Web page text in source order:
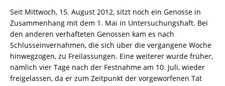
Seit Mittwoch, 15. August 2012, sitzt noch ein Genosse in
Zusammenhang mit dem 1. Mai in Untersuchungshaft. Bei
den anderen verhafteten Genossen kam es nach
Schlusseinvernahmen, die sich über die vergangene Woche
hinwegzogen, zu Freilassungen. Eine weiterer wurde früher,
nämlich vier Tage nach der Festnahme am 10. Juli, wieder
freigelassen, da er zum Zeitpunkt der vorgeworfenen Tat